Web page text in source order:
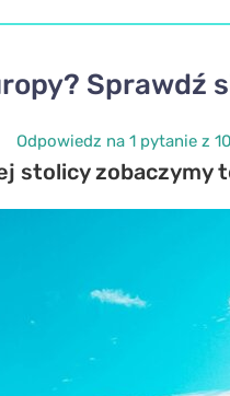
Sprawdź
Odpowiedz na 1 pytanie z 10
stolicy zobaczymy